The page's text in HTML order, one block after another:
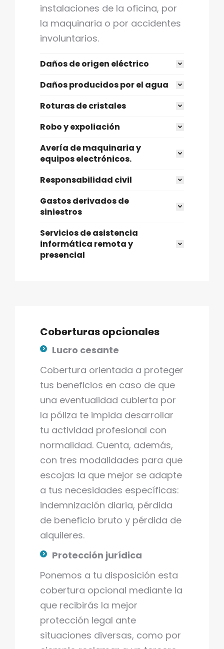
instalaciones de la oficina, por
la maquinaria o por accidentes
involuntarios.
Daños de origen eléctrico
Daños producidos por el agua
Roturas de cristales
Robo y expoliación
Avería de maquinaria y
equipos electrónicos.
Responsabilidad civil
Gastos derivados de
siniestros
Servicios de asistencia
informática remota y
presencial
Coberturas opcionales
Lucro cesante
Cobertura orientada a proteger
tus beneficios en caso de que
una eventualidad cubierta por
la póliza te impida desarrollar
tu actividad profesional con
normalidad. Cuenta, además,
con tres modalidades para que
escojas la que mejor se adapte
a tus necesidades específicas:
indemnización diaria, pérdida
de beneficio bruto y pérdida de
alquileres.
Protección jurídica
Ponemos a tu disposición esta
cobertura opcional mediante la
que recibirás la mejor
protección legal ante
situaciones diversas, como por